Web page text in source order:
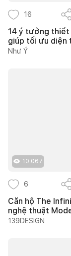
16
14 ý tưởng thiết
giúp tối ưu diện
Như Ý
10.067
6
Căn hộ The
nghệ thuật
139DESIGN